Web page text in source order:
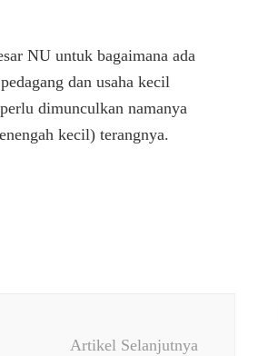
NU untuk bagaimana ada
dan usaha kecil
dimunculkan namanya
kecil) terangnya.
Artikel Selanjutnya